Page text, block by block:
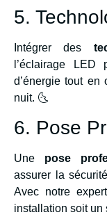
5.
Intégrer des
l’éclairage LED
d’énergie tout en
nuit. 🌜
6. Pose
Une pose
assurer la
Avec notre
installation soit un